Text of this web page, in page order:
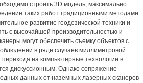
строить 3D модель, максимально
таких работ традиционными методами
развитие геодезической техники и
с высочайшей производительностью и
могут обеспечить съемку объектов с
в ряде случаев миллиметровой
на компьютерные технологии в
дискуссионным. Однако сопряжение
данных от наземных лазерных сканеров